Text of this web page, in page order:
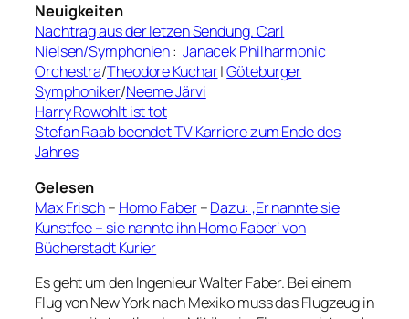
Neuigkeiten
Nachtrag aus der letzen Sendung. Carl
Nielsen/Symphonien: Janacek Philharmonic
Orchestra/Theodore Kuchar|Göteburger
Symphoniker/Neeme Järvi
Harry Rowohlt ist tot
Stefan Raab beendet TV Karriere zum Ende des
Jahres
Gelesen
Max Frisch– Homo Faber–Dazu: ‚Er nannte sie
Kunstfee – sie nannte ihn Homo Faber‘ von
Bücherstadt Kurier
Es geht um den Ingenieur Walter Faber. Bei einem
Flug von New York nach Mexiko muss das Flugzeug in